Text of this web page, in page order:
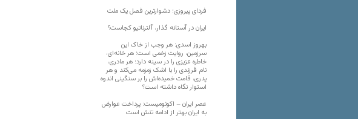
فردای پیروزی؛ دشوارترین فصل یک ملت
ایران در آستانه گذار، آلترناتیو کجاست؟
بهروز اسدی: هر وجب از خاک‌ این
سرزمین، روایت زخمی است؛ هر خانه‌ای،
خاطره عزیزی را در سینه دارد؛ هر مادری،
نام فرزندی را با اشک زمزمه می‌کند و هر
پدری، قامت خمیده‌اش را بر سنگینی اندوه
استوار نگاه داشته است؟
عصر ایران – اکونومیست: پرداخت عوارض
به ایران بهتر از ادامه تنش است